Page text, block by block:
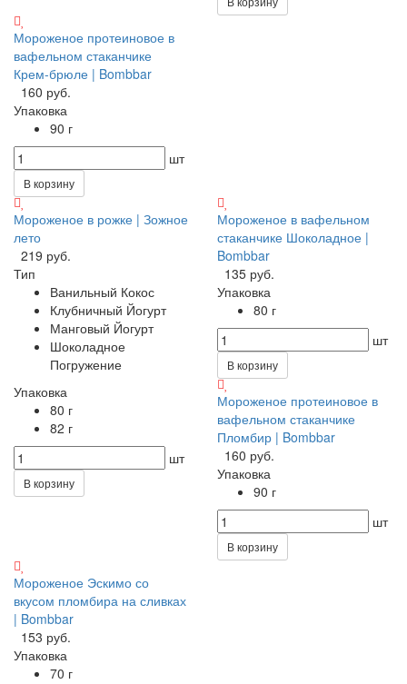
Мороженое протеиновое в
вафельном стаканчике
Крем-брюле | Bombbar
160 руб.
Упаковка
90 г
шт
В корзину
Мороженое в рожке | Зожное
лето
219 руб.
Тип
Ванильный Кокос
Клубничный Йогурт
Манговый Йогурт
Шоколадное
Погружение
Упаковка
80 г
82 г
шт
В корзину
Мороженое в вафельном
стаканчике Шоколадное |
Bombbar
135 руб.
Упаковка
80 г
шт
В корзину
Мороженое протеиновое в
вафельном стаканчике
Пломбир | Bombbar
160 руб.
Упаковка
90 г
шт
В корзину
Мороженое Эскимо со
вкусом пломбира на сливках
| Bombbar
153 руб.
Упаковка
70 г